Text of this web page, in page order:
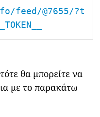
feed/@7655/?t
θα μπορείτε να
με το παρακάτω